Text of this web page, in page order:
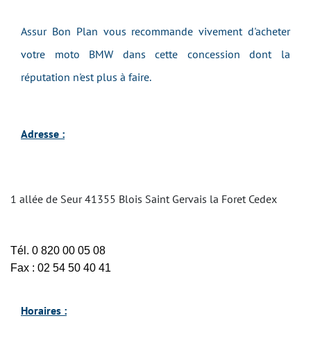
Assur Bon Plan vous recommande vivement d'acheter
votre moto BMW dans cette concession dont la
réputation n'est plus à faire.
Adresse :
1 allée de Seur 41355 Blois Saint Gervais la Foret Cedex
Tél. 0 820 00 05 08
Fax : 02 54 50 40 41
Horaires :